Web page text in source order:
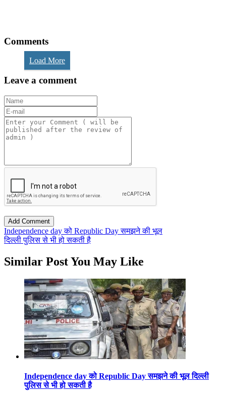
Comments
Load More
Leave a comment
Independence day को Republic Day समझने की भूल
दिल्ली पुलिस से भी हो सकती है
Similar Post You May Like
Independence day को Republic Day समझने की भूल दिल्ली
पुलिस से भी हो सकती है